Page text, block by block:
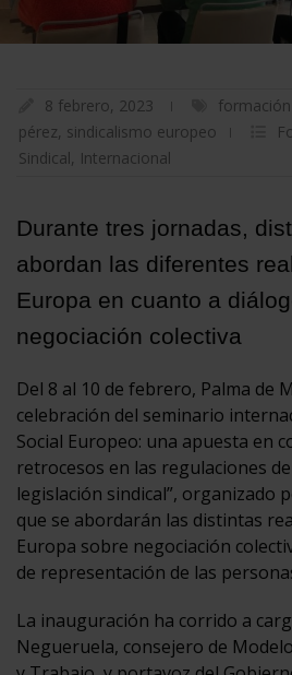
8 febrero, 2023
pérez, sindicalismo europeo
Sindical, Internacional
Durante tres jornadas,
abordan las diferentes
Europa en cuanto a
negociación colectiva
Del 8 al 10 de febrero, Palma de
celebración del seminario
Social Europeo: una apuesta en
retrocesos en las regulaciones
legislación sindical”, organizado
que se abordarán las distintas
Europa sobre negociación
de representación de las
La inauguración ha corrido a
Negueruela, consejero de